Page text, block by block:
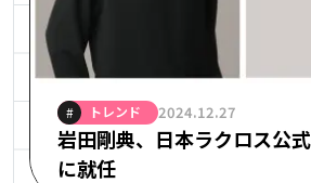
# トレンド 2024.12.27
岩田剛典、日本ラクロス公
に就任